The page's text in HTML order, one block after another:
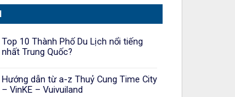
Top 10 Thành Phố Du Lịch nổi tiếng
nhất Trung Quốc?
Hướng dẫn từ a-z Thuỷ Cung Time City
– VinKE – Vuivuiland